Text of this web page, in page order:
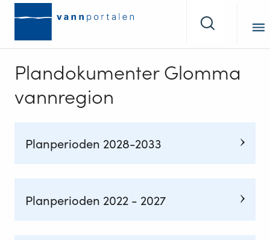
Tilbake
forsiden
Søk
Plandokumenter Glomma
vannregion
Planperioden 2028-2033
Planperioden 2022 - 2027